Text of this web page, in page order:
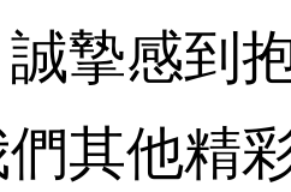
誠摯感到
其他精